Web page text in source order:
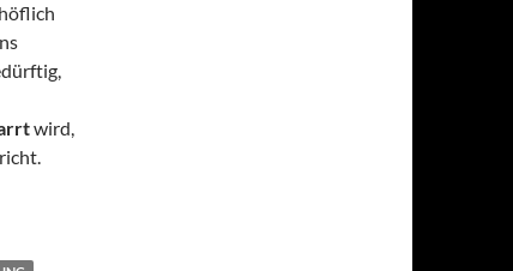
wird,